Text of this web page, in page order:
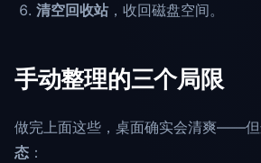
清空回收站，收回磁盘空间。
手动整理的三个局限
做完上面这些，桌面确实会清爽——
态 ：